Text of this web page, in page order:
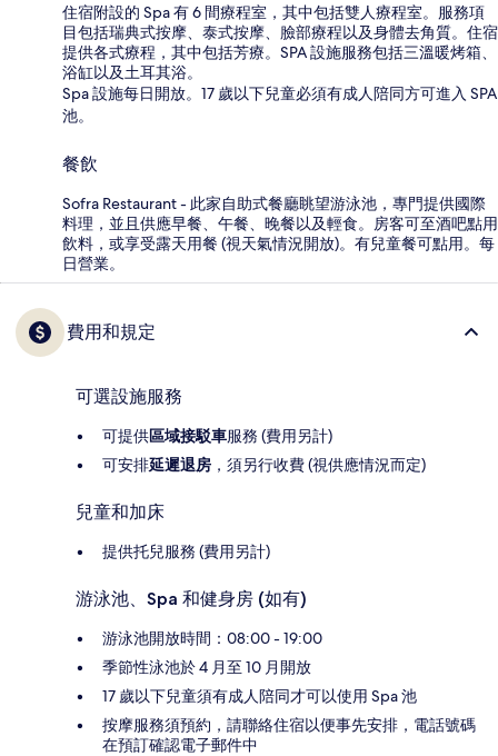
住宿附設的 Spa 有 6 間療程室，其中包括雙人療程室。服務項
目包括瑞典式按摩、泰式按摩、臉部療程以及身體去角質。住宿
提供各式療程，其中包括芳療。SPA 設施服務包括三溫暖烤箱、
浴缸以及土耳其浴。
Spa 設施每日開放。17 歲以下兒童必須有成人陪同方可進入 SPA
池。
餐飲
Sofra Restaurant - 此家自助式餐廳眺望游泳池，專門提供國際
料理，並且供應早餐、午餐、晚餐以及輕食。房客可至酒吧點用
飲料，或享受露天用餐 (視天氣情況開放)。有兒童餐可點用。每
日營業。
費用和規定
可選設施服務
可提供區域接駁車服務 (費用另計)
可安排延遲退房 ，須另行收費 (視供應情況而定)
兒童和加床
提供托兒服務 (費用另計)
游泳池、Spa 和健身房 (如有)
游泳池開放時間：08:00 - 19:00
季節性泳池於 4 月至 10 月開放
17 歲以下兒童須有成人陪同才可以使用 Spa 池
按摩服務須預約，請聯絡住宿以便事先安排，電話號碼
在預訂確認電子郵件中